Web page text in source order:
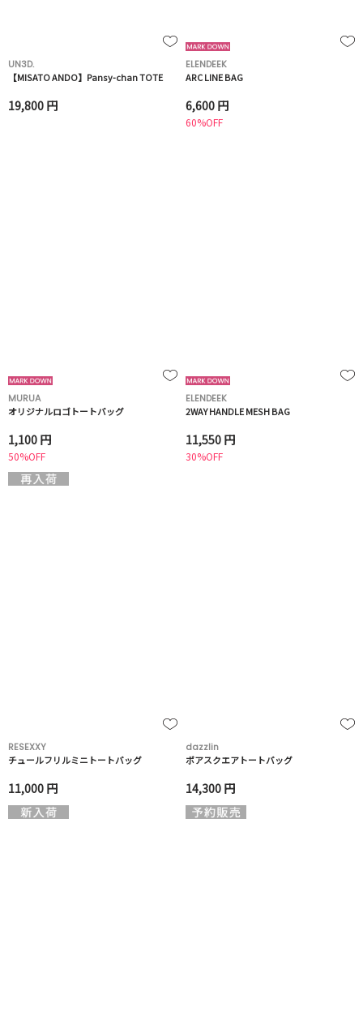
UN3D.
【MISATO ANDO】Pansy-chan TOTE
19,800 円
ELENDEEK
ARC LINE BAG
6,600 円
60%OFF
MURUA
オリジナルロゴトートバッグ
1,100 円
50%OFF
ELENDEEK
2WAY HANDLE MESH BAG
11,550 円
30%OFF
RESEXXY
チュールフリルミニトートバッグ
11,000 円
dazzlin
ボアスクエアトートバッグ
14,300 円